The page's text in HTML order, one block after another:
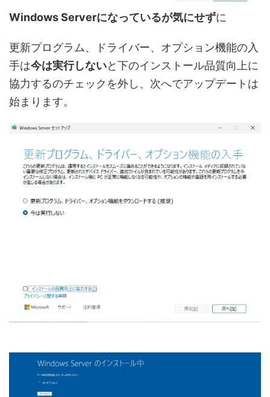
Windows Serverになっているが気にせずに
更新プログラム、ドライバー、オプション機能の入
手は今は実行しないと下のインストール品質向上に
協力するのチェックを外し、次へでアップデートは
始まります。